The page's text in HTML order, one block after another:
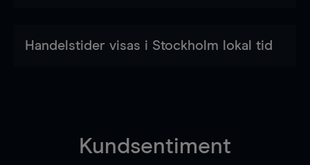
Handelstider visas i Stockholm lokal tid
Kundsentiment